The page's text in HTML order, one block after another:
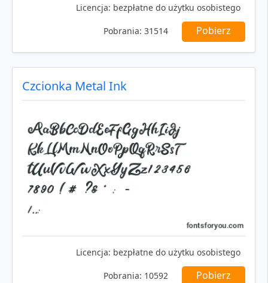
Licencja: bezpłatne do użytku osobistego
Pobrania: 31514 Pobierz
Czcionka Metal Ink
Licencja: bezpłatne do użytku osobistego
Pobrania: 10592 Pobierz